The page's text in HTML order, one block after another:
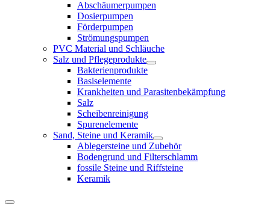
Abschäumerpumpen
Dosierpumpen
Förderpumpen
Strömungspumpen
PVC Material und Schläuche
Salz und Pflegeprodukte
Bakterienprodukte
Basiselemente
Krankheiten und Parasitenbekämpfung
Salz
Scheibenreinigung
Spurenelemente
Sand, Steine und Keramik
Ablegersteine und Zubehör
Bodengrund und Filterschlamm
fossile Steine und Riffsteine
Keramik